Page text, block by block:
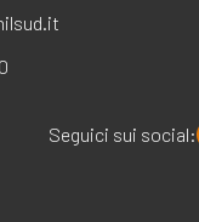
Seguici sui social: